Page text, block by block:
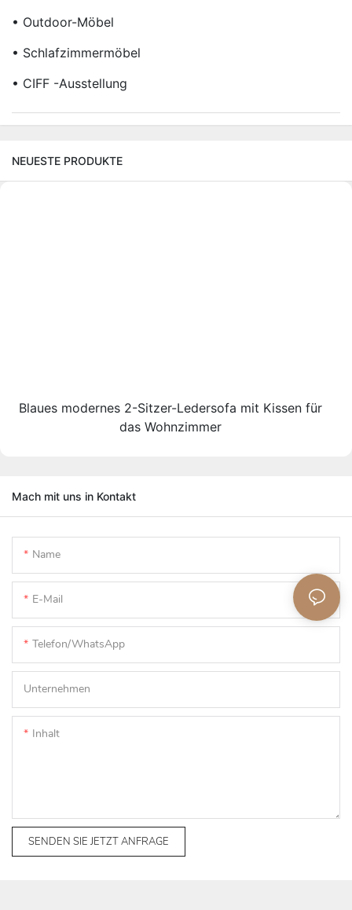
• Outdoor-Möbel
• Schlafzimmermöbel
• CIFF -Ausstellung
NEUESTE PRODUKTE
Blaues modernes 2-Sitzer-Ledersofa mit Kissen für
das Wohnzimmer
Mach mit uns in Kontakt
Name
E-Mail
Telefon/WhatsApp
Unternehmen
Inhalt
SENDEN SIE JETZT ANFRAGE